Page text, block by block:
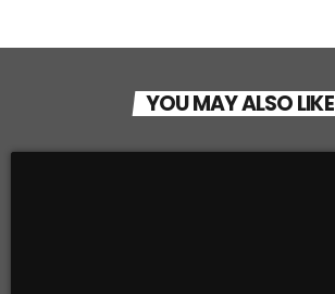
YOU MAY ALSO LIKE